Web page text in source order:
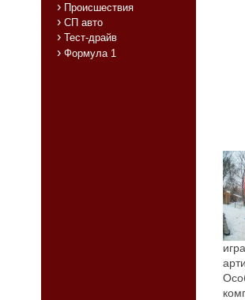
Происшествия
СП авто
Тест-драйв
Формула 1